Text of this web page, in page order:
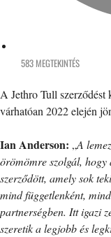
583 MEGTEKINTÉS
A Jethro Tull
várhatóan 2022 elején
Ian Anderson: „A
örömömre szolgál,
szerződött, amely sok
mind függetlenként,
partnerségben. Itt igazi
szeretik a legjobb és